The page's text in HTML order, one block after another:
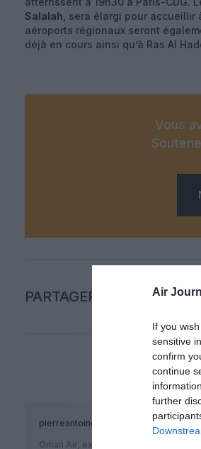
Air
If you
sensitive
confirm
continue
further
Salalah , sera élargi pour
aéroports régionaux seront
déjà en cours ainsi qu’à Ras Al
Vous
PARTAGER L'ARTICLE
pierreantoine a commenté :
Oman Air, excellente comp